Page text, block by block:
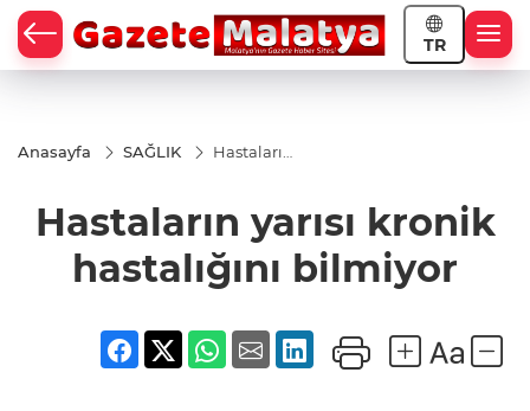
TR
Anasayfa SAĞLIK
Hastaların
bilmiyor
Hastaların yarısı kronik
hastalığını bilmiyor